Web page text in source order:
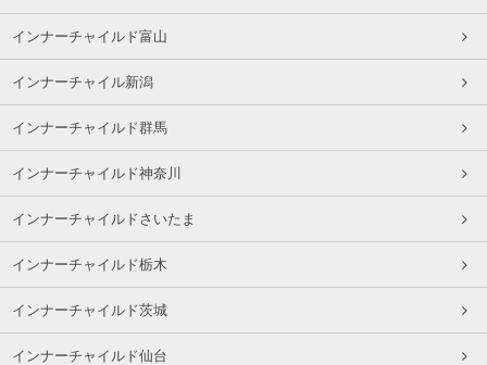
インナーチャイルド富山
インナーチャイル新潟
インナーチャイルド群馬
インナーチャイルド神奈川
インナーチャイルドさいたま
インナーチャイルド栃木
インナーチャイルド茨城
インナーチャイルド仙台